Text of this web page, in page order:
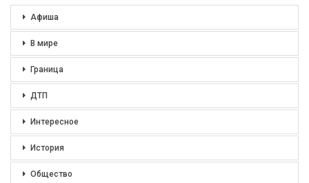
Афиша
В мире
Граница
ДТП
Интересное
История
Общество